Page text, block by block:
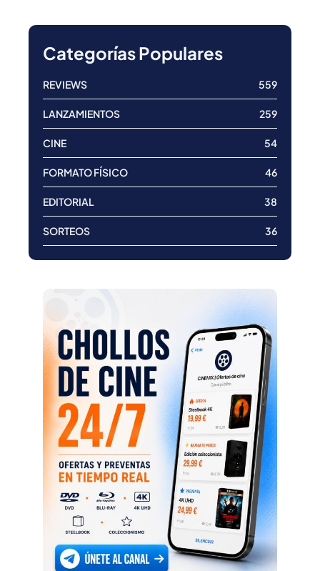
Categorías Populares
REVIEWS 559
LANZAMIENTOS 259
CINE 54
FORMATO FÍSICO 46
EDITORIAL 38
SORTEOS 36